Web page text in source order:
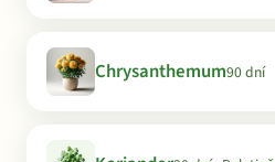
Chrysanthemum90 dní